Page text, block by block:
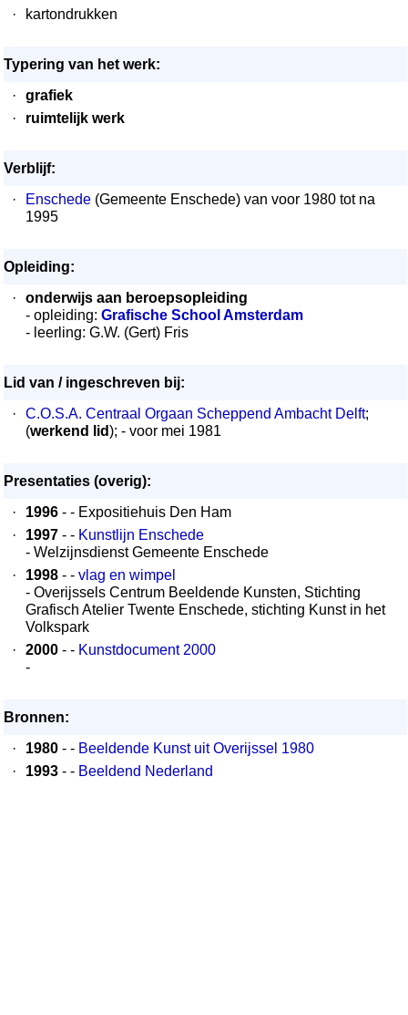
·
kartondrukken
Typering van het werk:
·
grafiek
·
ruimtelijk werk
Verblijf:
·
Enschede (Gemeente Enschede) van voor 1980 tot na
1995
Opleiding:
·
onderwijs aan beroepsopleiding
- opleiding: Grafische School Amsterdam
- leerling: G.W. (Gert) Fris
Lid van / ingeschreven bij:
·
C.O.S.A. Centraal Orgaan Scheppend Ambacht Delft;
(werkend lid); - voor mei 1981
Presentaties (overig):
·
1996 - - Expositiehuis Den Ham
·
1997 - - Kunstlijn Enschede
- Welzijnsdienst Gemeente Enschede
·
1998 - - vlag en wimpel
- Overijssels Centrum Beeldende Kunsten, Stichting
Grafisch Atelier Twente Enschede, stichting Kunst in het
Volkspark
·
2000 - - Kunstdocument 2000
-
Bronnen:
·
1980 - - Beeldende Kunst uit Overijssel 1980
·
1993 - - Beeldend Nederland